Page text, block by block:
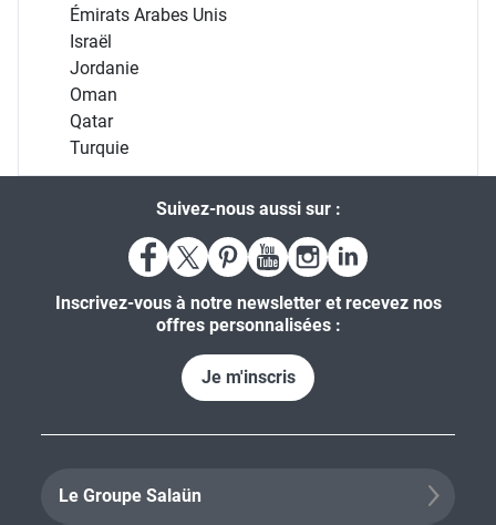
Émirats Arabes Unis
Israël
Jordanie
Oman
Qatar
Turquie
Suivez-nous aussi sur :
Inscrivez-vous à notre newsletter et recevez nos
offres personnalisées :
Je m'inscris
Le Groupe Salaün